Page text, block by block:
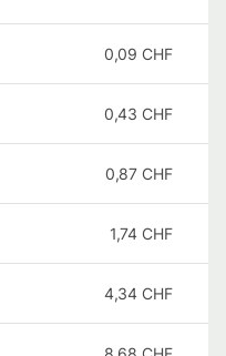
0,09 CHF
0,43 CHF
0,87 CHF
1,74 CHF
4,34 CHF